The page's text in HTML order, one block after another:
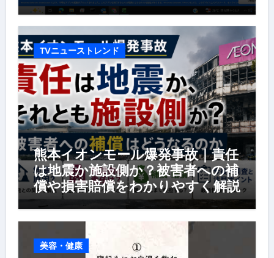
TVニューストレンド
熊本イオンモール爆発事故｜責任
は地震か施設側か？被害者への補
償や損害賠償をわかりやすく解説
美容・健康